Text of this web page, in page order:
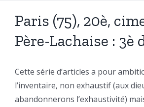
Paris (75), 20è,
Père-Lachaise : 3è
Cette série d’articles a pour
l’inventaire, non exhaustif (aux
abandonnerons l’exhaustivité)